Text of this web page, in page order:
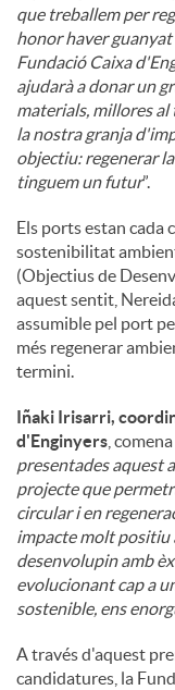
que treballem per
honor haver
Fundació Caixa
ajudarà a donar un
materials, millores al
la nostra granja
objectiu: regenerar
tinguem un futur”.
Els ports estan cada
sostenibilitat
(Objectius de
aquest sentit,
assumible pel port
més regenerar
termini.
Iñaki Irisarri,
d'Enginyers ,
presentades aquest
projecte que
circular i en
impacte molt positiu
desenvolupin amb
evolucionant cap a
sostenible, ens
A través d'aquest
candidatures, la